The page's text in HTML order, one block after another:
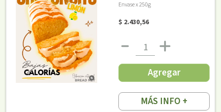
Envase x 250g
$ 2.430,56
Agregar
MÁS INFO +